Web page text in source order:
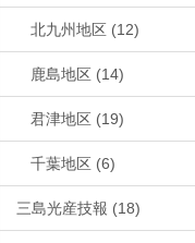
北九州地区 (12)
鹿島地区 (14)
君津地区 (19)
千葉地区 (6)
三島光産技報 (18)